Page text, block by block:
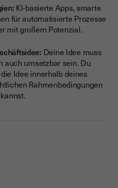
KI-basierte Apps, smarte
für automatisierte Prozesse
mit großem Potenzial.
Deine Idee muss
auch umsetzbar sein. Du
Idee innerhalb deines
Rahmenbedingungen